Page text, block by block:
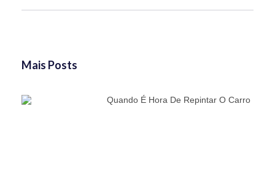
Mais Posts
Quando É Hora De Repintar O Carro